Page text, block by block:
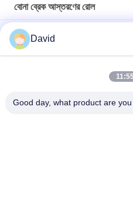
বোনা ব্রেক আস্তরণের রোল
শিল্প মেশিনের জন্য অ্যাসবেস্ট নন বোনা
অ্যাজবেস্টম মুক্ত বোনা ব্রেক আস্তরণের রোল
ক্যাপস্টান লিফট অয়েল ড্রিলিং মেশিনের
David
Good day, what product are